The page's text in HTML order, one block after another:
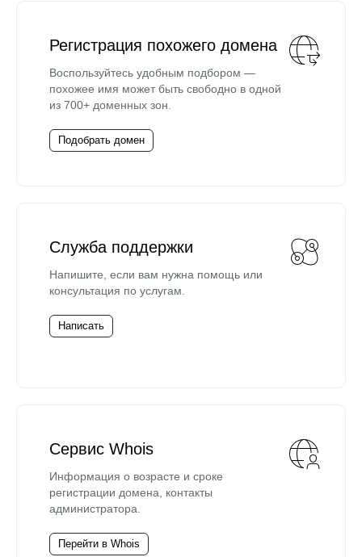
Регистрация похожего домена
Воспользуйтесь удобным подбором —
похожее имя может быть свободно в одной
из 700+ доменных зон.
Подобрать домен
Служба поддержки
Напишите, если вам нужна помощь или
консультация по услугам.
Написать
Сервис Whois
Информация о возрасте и сроке
регистрации домена, контакты
администратора.
Перейти в Whois